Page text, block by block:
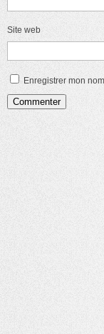
Site web
Enregistrer mon